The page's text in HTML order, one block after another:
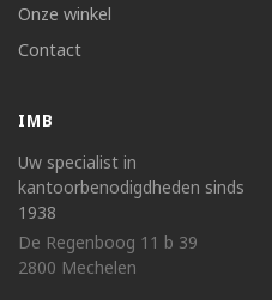
Onze winkel
Contact
IMB
Uw specialist in
kantoorbenodigdheden sinds
1938
De Regenboog 11 b 39
2800 Mechelen